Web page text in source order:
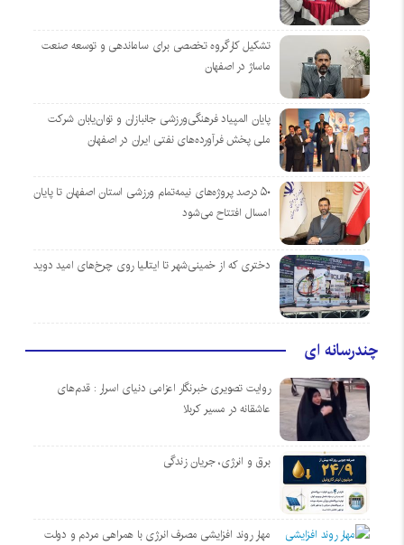
تشکیل کارگروه تخصصی برای ساماندهی و توسعه صنعت
ماساژ در اصفهان
پایان المپیاد فرهنگی‌ورزشی جانبازان و توان‌یابان شرکت
ملی پخش فرآورده‌های نفتی ایران در اصفهان
۵۰ درصد پروژه‌های نیمه‌تمام ورزشی استان اصفهان تا پایان
امسال افتتاح می‌شود
دختری که از خمینی‌شهر تا ایتالیا روی چرخ‌های امید دوید
چندرسانه ای
روایت تصویری خبرنگار اعزامی دنیای اسرار : قدم‌های
عاشقانه در مسیر کربلا
برق و انرژی، جریان زندگی
مهار روند افزایشی مصرف انرژی با همراهی مردم و دولت